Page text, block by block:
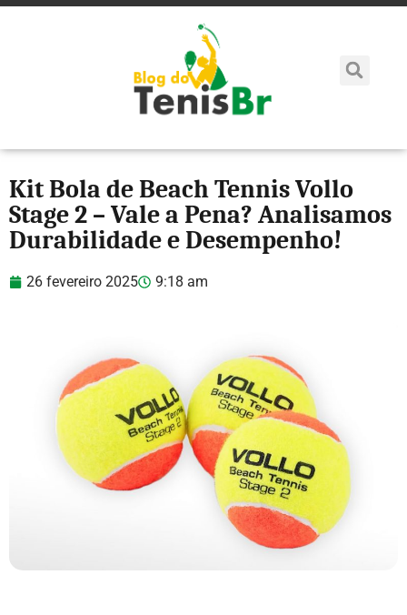
Kit Bola de Beach Tennis Vollo
Stage 2 – Vale a Pena? Analisamos
Durabilidade e Desempenho!
26 fevereiro 2025 9:18 am